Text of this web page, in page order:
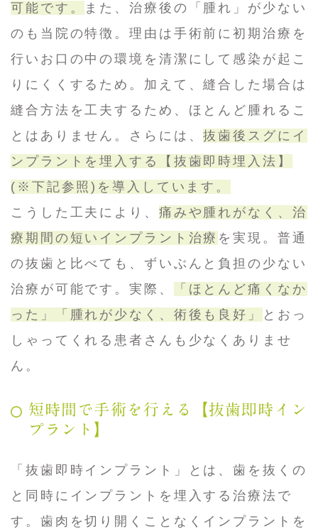
可能です。
また、治療後の「腫れ」が少ない
のも当院の特徴。理由は手術前に初期治療を
行いお口の中の環境を清潔にして感染が起こ
りにくくするため。加えて、縫合した場合は
縫合方法を工夫するため、ほとんど腫れるこ
とはありません。さらには、抜歯後スグにイ
ンプラントを埋入する【抜歯即時埋入法】
(※下記参照)を導入しています。
こうした工夫により、 痛みや腫れがなく、治
療期間の短いインプラント治療 を実現。普通
の抜歯と比べても、ずいぶんと負担の少ない
治療が可能です。実際、
「ほとんど痛くなか
った」「腫れが少なく、術後も良好」
とおっ
しゃってくれる患者さんも少なくありませ
ん。
短時間で手術を行える【抜歯即時イン
プラント】
「抜歯即時インプラント」とは、歯を抜くの
と同時にインプラントを埋入する治療法で
す。歯肉を切り開くことなくインプラントを